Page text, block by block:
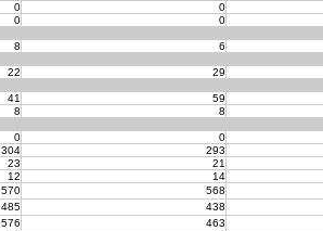
0 0
0 0
8 6
22 29
41 59
8 8
0 0
304 293
23 21
12 14
570 568
485 438
576 463